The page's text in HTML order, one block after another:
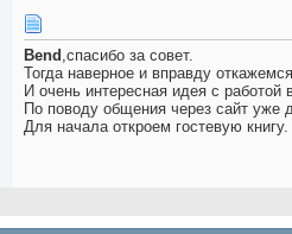
Bend ,спасибо за совет.
Тогда наверное и вправду
И очень интересная идея с работой
По поводу общения через сайт уже
Для начала откроем гостевую книгу.